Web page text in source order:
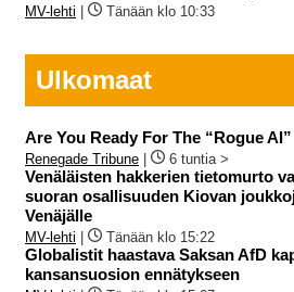
MV-lehti Tänään klo 10:33
Ulkomaat
Are You Ready For The “Rogue
Renegade Tribune 6 tuntia >
Venäläisten hakkerien tietomurto
suoran osallisuuden Kiovan
Venäjälle
MV-lehti Tänään klo 15:22
Globalistit haastava Saksan AfD
kansansuosion ennätykseen